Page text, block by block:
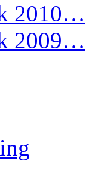
2010…
2009…